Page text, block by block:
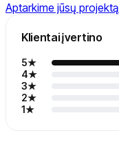
9
Aptarkime jūsų projektą
Klientai įvertino
5★
4★
3★
2★
1★